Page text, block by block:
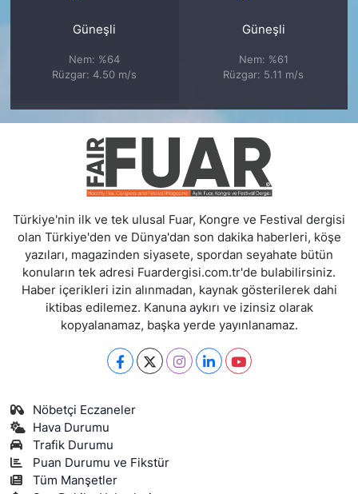
Güneşli
Nem: %64
Rüzgar: 4.50 m/s
Güneşli
Nem: %61
Rüzgar: 5.11 m/s
Türkiye'nin ilk ve tek ulusal Fuar, Kongre ve Festival dergisi
olan Türkiye'den ve Dünya'dan son dakika haberleri, köşe
yazıları, magazinden siyasete, spordan seyahate bütün
konuların tek adresi Fuardergisi.com.tr'de bulabilirsiniz.
Haber içerikleri izin alınmadan, kaynak gösterilerek dahi
iktibas edilemez. Kanuna aykırı ve izinsiz olarak
kopyalanamaz, başka yerde yayınlanamaz.
Nöbetçi Eczaneler
Hava Durumu
Trafik Durumu
Puan Durumu ve Fikstür
Tüm Manşetler